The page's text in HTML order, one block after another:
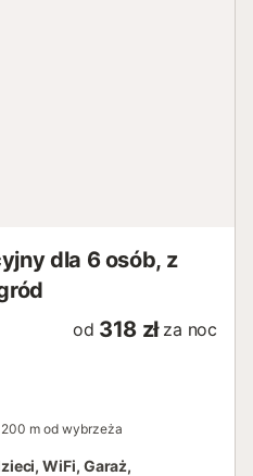
dla 6 osób, z
od 318 zł za noc
200 m od wybrzeża
WiFi, Garaż,